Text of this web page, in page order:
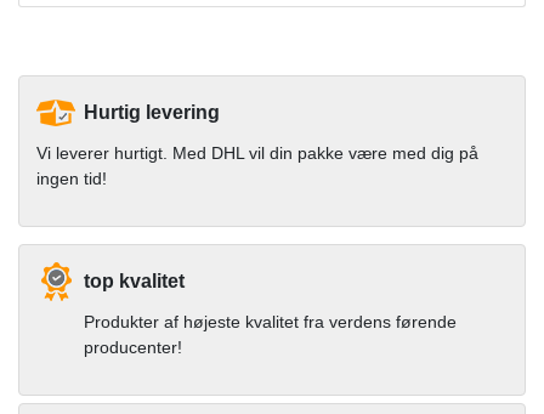
Hurtig levering
Vi leverer hurtigt. Med DHL vil din pakke være med dig på
ingen tid!
top kvalitet
Produkter af højeste kvalitet fra verdens førende
producenter!